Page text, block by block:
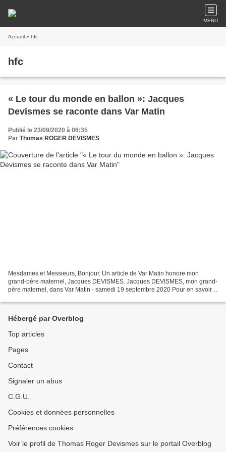
MENU
Accueil » hfc
hfc
« Le tour du monde en ballon »: Jacques
Devismes se raconte dans Var Matin
Publié le 23/09/2020 à 06:35
Par Thomas ROGER DEVISMES
Mesdames et Messieurs, Bonjour. Un article de Var Matin honore mon
grand-père maternel, Jacques DEVISMES. Jacques DEVISMES, mon grand-
père maternel, dans Var Matin - samedi 19 septembre 2020 Pour en savoir
Hébergé par Overblog
Top articles
Pages
Contact
Signaler un abus
C.G.U.
Cookies et données personnelles
Préférences cookies
Voir le profil de Thomas Roger Devismes sur le portail Overblog